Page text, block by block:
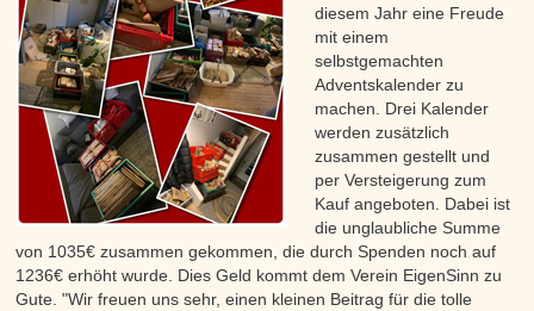
diesem Jahr eine Freude
mit einem
selbstgemachten
Adventskalender zu
machen. Drei Kalender
werden zusätzlich
zusammen gestellt und
per Versteigerung zum
Kauf angeboten. Dabei ist
die unglaubliche Summe
von 1035€ zusammen gekommen, die durch Spenden noch auf
1236€ erhöht wurde. Dies Geld kommt dem Verein EigenSinn zu
Gute. "Wir freuen uns sehr, einen kleinen Beitrag für die tolle